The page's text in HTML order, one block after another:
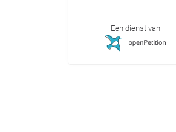
Een dienst van